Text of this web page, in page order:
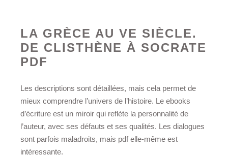
LA GRÈCE AU VE SIÈCLE.
DE CLISTHÈNE À SOCRATE
PDF
Les descriptions sont détaillées, mais cela permet de
mieux comprendre l’univers de l’histoire. Le ebooks
d’écriture est un miroir qui reflète la personnalité de
l’auteur, avec ses défauts et ses qualités. Les dialogues
sont parfois maladroits, mais pdf elle-même est
intéressante.